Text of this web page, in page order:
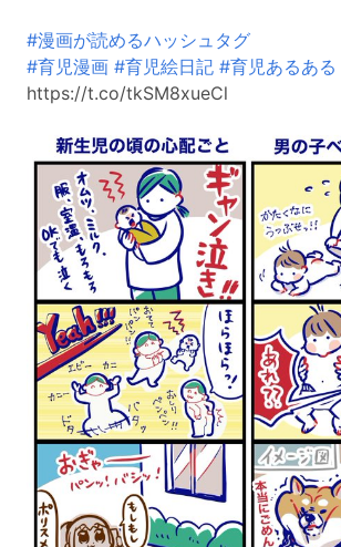
#漫画が読めるハッシュタグ
#育児漫画 #育児絵日記 #育児あるある
https://t.co/tkSM8xueCl